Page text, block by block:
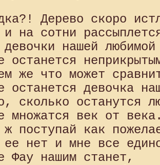
Дерево скоро
и на сотни
нашей любимой
останется
же что может
останется девочка
сколько останутся
множатся век от
поступай как
ее нет и мне все
Фау нашим станет,